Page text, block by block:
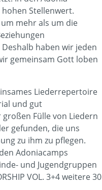
Stellenwert.
mehr als um die
haben wir jeden
gemeinsam Gott loben
Liederrepertoire
und gut
Fülle von Liedern
gefunden, die uns
zu ihm zu pflegen.
Adoniacamps
und Jugendgruppen
VOL. 3+4 weitere 30